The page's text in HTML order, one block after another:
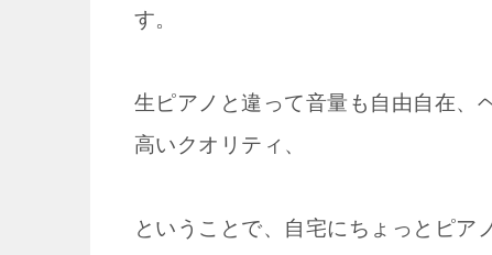
す。
生ピアノと違って音量も自由自在、
高いクオリティ、
ということで、自宅にちょっとピア